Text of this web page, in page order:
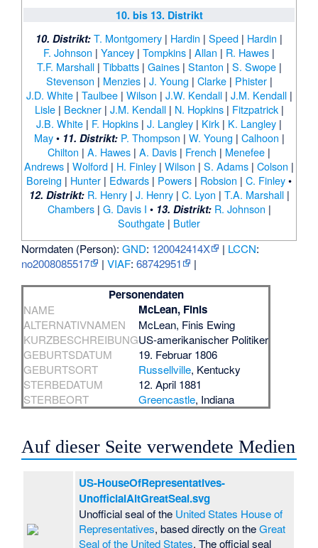
10. bis 13. Distrikt
10. Distrikt: T. Montgomery | Hardin | Speed | Hardin |
F. Johnson | Yancey | Tompkins | Allan | R. Hawes |
T.F. Marshall| Tibbatts| Gaines| Stanton | S. Swope|
Stevenson | Menzies| J. Young | Clarke| Phister|
J.D. White| Taulbee| Wilson | J.W. Kendall| J.M. Kendall|
Lisle| Beckner| J.M. Kendall| N. Hopkins| Fitzpatrick|
J.B. White | F. Hopkins | J. Langley | Kirk | K. Langley |
May• 11. Distrikt: P. Thompson | W. Young | Calhoon |
Chilton | A. Hawes | A. Davis | French | Menefee |
Andrews | Wolford | H. Finley | Wilson | S. Adams | Colson |
Boreing | Hunter | Edwards | Powers | Robsion | C. Finley•
12. Distrikt: R. Henry| J. Henry| C. Lyon | T.A. Marshall|
Chambers| G. Davis I • 13. Distrikt: R. Johnson |
Southgate | Butler
Normdaten (Person):GND: 120042414X | LCCN:
no2008085517
|VIAF:68742951 |
Personendaten
NAME McLean, Finis
ALTERNATIVNAMEN
McLean, Finis Ewing
KURZBESCHREIBUNGUS-amerikanischer Politiker
GEBURTSDATUM
19. Februar 1806
GEBURTSORT
Russellville, Kentucky
STERBEDATUM
12. April 1881
STERBEORT
Greencastle, Indiana
Auf dieser Seite verwendete Medien
US-HouseOfRepresentatives-
UnofficialAltGreatSeal.svg
Unofficial seal of the United States House of
Representatives, based directly on theGreat
Seal of the United States. The official seal